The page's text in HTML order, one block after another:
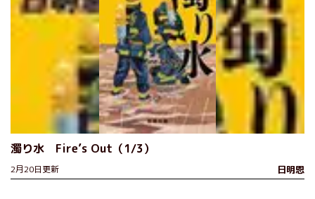
濁り水 Fire’s Out（1/3）
2月20日更新 日明恩